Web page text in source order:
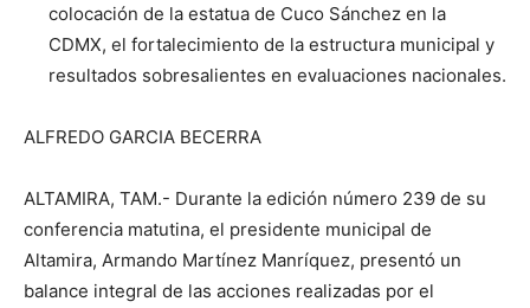
colocación de la estatua de Cuco Sánchez en la
CDMX, el fortalecimiento de la estructura municipal y
resultados sobresalientes en evaluaciones nacionales.
ALFREDO GARCIA BECERRA
ALTAMIRA, TAM.- Durante la edición número 239 de su
conferencia matutina, el presidente municipal de
Altamira, Armando Martínez Manríquez, presentó un
balance integral de las acciones realizadas por el